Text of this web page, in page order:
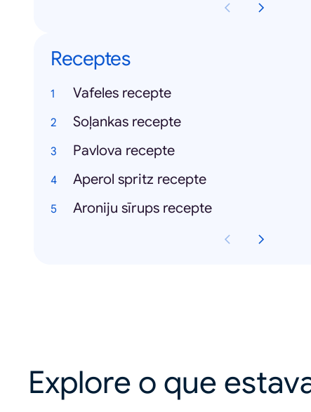
Receptes
Vafeles recepte
Soļankas recepte
Pavlova recepte
Aperol spritz recepte
Aroniju sīrups recepte
Explore o que